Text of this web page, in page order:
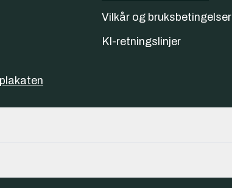
Vilkår og bruksbetingelser
KI-retningslinjer